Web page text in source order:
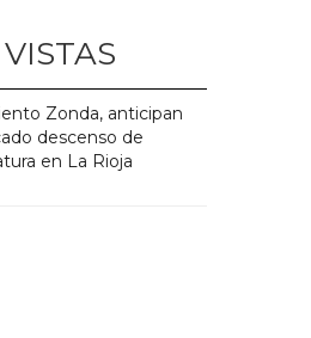
Zonda, anticipan
descenso de
en La Rioja